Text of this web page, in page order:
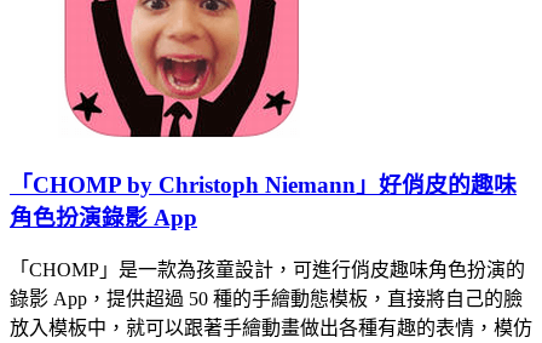
「CHOMP by Christoph Niemann」好俏皮的趣味
角色扮演錄影 App
「CHOMP」是一款為孩童設計，可進行俏皮趣味角色扮演的
錄影 App，提供超過 50 種的手繪動態模板，直接將自己的臉
放入模板中，就可以跟著手繪動畫做出各種有趣的表情，模仿